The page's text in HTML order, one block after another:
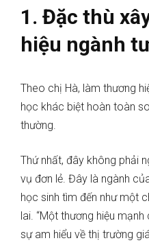
1. Đặc thù
hiệu ngành
Theo chị Hà, làm thương
học khác biệt hoàn toàn
thường.
Thứ nhất, đây không phải
vụ đơn lẻ. Đây là ngành
học sinh tìm đến như một
lai. “Một thương hiệu
sự am hiểu về thị trường